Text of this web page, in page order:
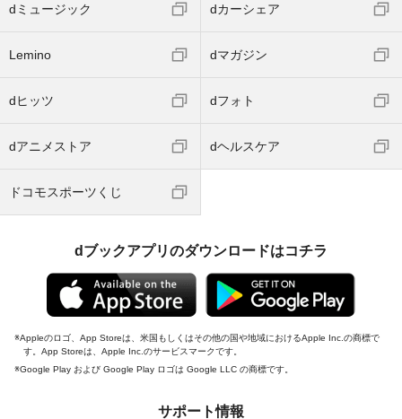
dミュージック dカーシェア
Lemino dマガジン
dヒッツ dフォト
dアニメストア dヘルスケア
ドコモスポーツくじ
dブックアプリのダウンロードはコチラ
Appleのロゴ、App Storeは、米国もしくはその他の国や地域におけるApple Inc.の商標で
す。App Storeは、Apple Inc.のサービスマークです。
Google Play および Google Play ロゴは Google LLC の商標です。
サポート情報